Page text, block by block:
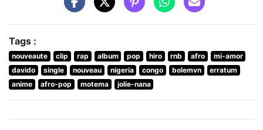
Tags :
nouveaute clip rap album pop hiro rnb afro
mi-amor
davido
single nouveau nigeria congo bolemvn
erratum
anime
afro-pop motema jolie-nana